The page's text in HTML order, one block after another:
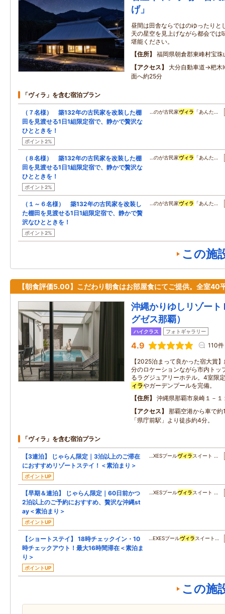
げ」
昼間は田舎ならではのゆったりと
天の星空を見上げながら都会では
堪能ください。
住所
福岡県朝倉郡東峰村宝
アクセス
大分自動車道→杷木
面へ約25分
「ヴィラ」を含む宿泊プラン
（７名様） 築132年の古民家を改装した棚
田を見渡せる1日1組限定宿で、静かで贅沢な
ひとときを！
ポイント2%
…のが古民家ヴィラ 「あんた…
（８名様） 築132年の古民家を改装した棚
田を見渡せる1日1組限定宿で、静かで贅沢な
ひとときを！
ポイント2%
…のが古民家ヴィラ 「あんた…
（１～６名様） 築132年の古民家を改装し
た棚田を見渡せる1日1組限定宿で、静かで贅
沢なひとときを！
ポイント2%
…のが古民家ヴィラ 「あんた…
この施
【朝食評価5.00】こだわり朝食はお部屋食にてご提供。全室40
沖縄かりゆしリゾート
グゼス那覇）
ハイクラス フォトギャラリー
4.9 110件
【2025泊まって良かった宿大賞
分のロケーションながら市内トッ
るラグジュアリーホテル。4室限
ィラやガーデンプールを完備。
住所
沖縄県那覇市泉崎１－１
アクセス
那覇空港から車で
「県庁前駅」より徒歩約4分。
「ヴィラ」を含む宿泊プラン
【3連泊】 じゃらん限定｜3泊以上のご滞在
におすすめリゾートステイ！＜素泊まり＞
ポイントUP
…XESプールヴィラスイート …
【早期＆連泊】 じゃらん限定｜60日前かつ
2泊以上のご予約におすすめ、贅沢な沖縄st
ay＜素泊まり＞
ポイントUP
…XESプールヴィラスイート …
【ショートステイ】 18時チェックイン・10
時チェックアウト！最大16時間滞在＜素泊ま
り＞
ポイントUP
…EXESプールヴィラスイート…
この施